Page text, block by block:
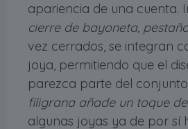
apariencia de una cuenta.
cierre de bayoneta,
vez cerrados, se integran
joya, permitiendo que el
parezca parte del
filigrana añade un toque
algunas joyas ya de por sí